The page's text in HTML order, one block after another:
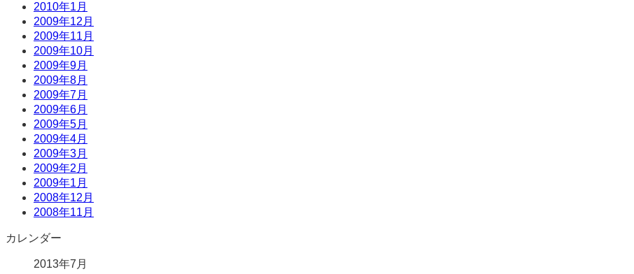
2010年1月
2009年12月
2009年11月
2009年10月
2009年9月
2009年8月
2009年7月
2009年6月
2009年5月
2009年4月
2009年3月
2009年2月
2009年1月
2008年12月
2008年11月
カレンダー
2013年7月